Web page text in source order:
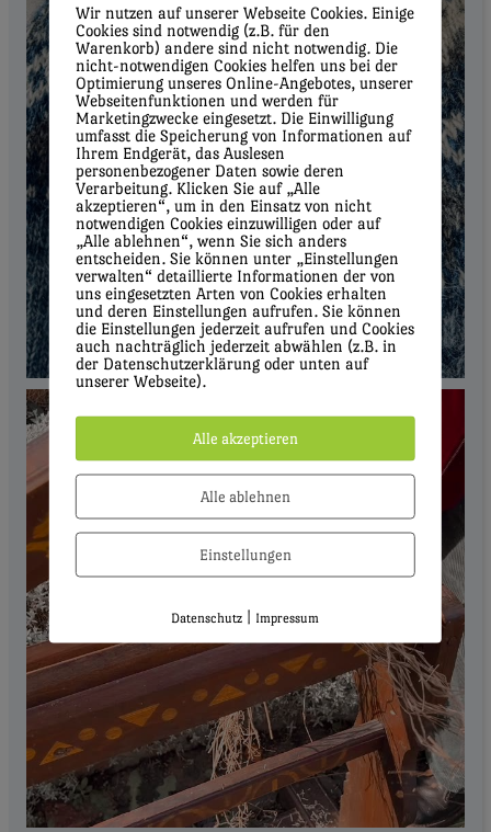
Wir nutzen auf unserer Webseite Cookies. Einige
Cookies sind notwendig (z.B. für den
Warenkorb) andere sind nicht notwendig. Die
nicht-notwendigen Cookies helfen uns bei der
Optimierung unseres Online-Angebotes, unserer
Webseitenfunktionen und werden für
Marketingzwecke eingesetzt. Die Einwilligung
umfasst die Speicherung von Informationen auf
Ihrem Endgerät, das Auslesen
personenbezogener Daten sowie deren
Verarbeitung. Klicken Sie auf „Alle
akzeptieren“, um in den Einsatz von nicht
notwendigen Cookies einzuwilligen oder auf
„Alle ablehnen“, wenn Sie sich anders
entscheiden. Sie können unter „Einstellungen
verwalten“ detaillierte Informationen der von
uns eingesetzten Arten von Cookies erhalten
und deren Einstellungen aufrufen. Sie können
die Einstellungen jederzeit aufrufen und Cookies
auch nachträglich jederzeit abwählen (z.B. in
der Datenschutzerklärung oder unten auf
unserer Webseite).
Alle akzeptieren
Alle ablehnen
Einstellungen
Datenschutz | Impressum